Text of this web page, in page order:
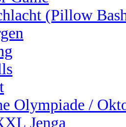
(Pillow
Olympiade /
Jenga